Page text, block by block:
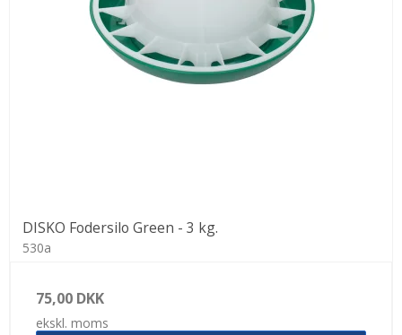
DISKO Fodersilo Green - 3 kg.
530a
75,00 DKK
ekskl. moms